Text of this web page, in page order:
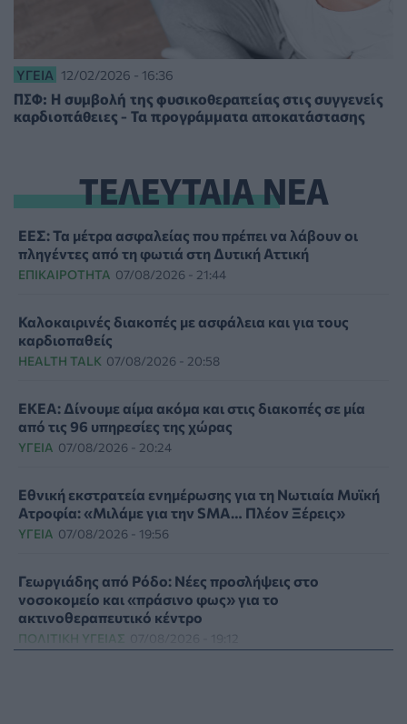
ΥΓΕΊΑ 12/02/2026 - 16:36
ΠΣΦ: Η συμβολή της φυσικοθεραπείας στις συγγενείς
καρδιοπάθειες - Τα προγράμματα αποκατάστασης
ΤΕΛΕΥΤΑΙΑ ΝΕΑ
ΕΕΣ: Τα μέτρα ασφαλείας που πρέπει να λάβουν οι
πληγέντες από τη φωτιά στη Δυτική Αττική
ΕΠΙΚΑΙΡΌΤΗΤΑ 07/08/2026 - 21:44
Καλοκαιρινές διακοπές με ασφάλεια και για τους
καρδιοπαθείς
HEALTH TALK 07/08/2026 - 20:58
ΕΚΕΑ: Δίνουμε αίμα ακόμα και στις διακοπές σε μία
από τις 96 υπηρεσίες της χώρας
ΥΓΕΊΑ 07/08/2026 - 20:24
Εθνική εκστρατεία ενημέρωσης για τη Νωτιαία Μυϊκή
Ατροφία: «Μιλάμε για την SMA… Πλέον Ξέρεις»
ΥΓΕΊΑ 07/08/2026 - 19:56
Γεωργιάδης από Ρόδο: Νέες προσλήψεις στο
νοσοκομείο και «πράσινο φως» για το
ακτινοθεραπευτικό κέντρο
ΠΟΛΙΤΙΚΉ ΥΓΕΊΑΣ 07/08/2026 - 19:12